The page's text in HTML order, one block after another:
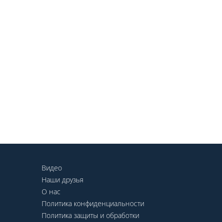
Видео
Наши друзья
О нас
Политика конфиденциальности
Политика защиты и обработки